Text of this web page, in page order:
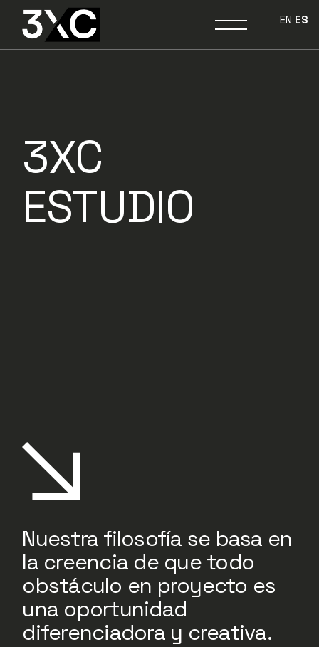
3XC
ESTUDIO
Nuestra filosofía se basa en
la creencia de que todo
obstáculo en proyecto es
una oportunidad
diferenciadora y creativa.
EN ES